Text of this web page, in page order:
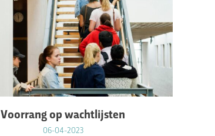
Voorrang op wachtlijsten
06-04-2023